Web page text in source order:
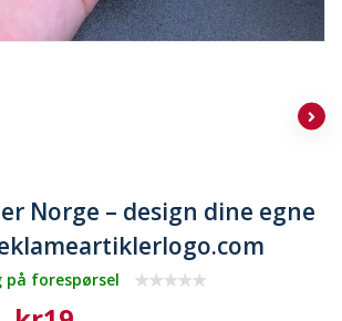
Norge – design dine egne
på forespørsel